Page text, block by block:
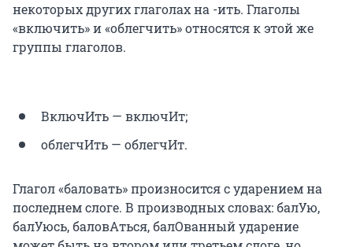
некоторых других глаголах на -ить. Глаголы
«включить» и «облегчить» относятся к этой же
группы глаголов.
ВключИть — включИт;
облегчИть — облегчИт.
Глагол «баловать» произносится с ударением на
последнем слоге. В производных словах: балУю,
балУюсь, баловАться, балОванный ударение